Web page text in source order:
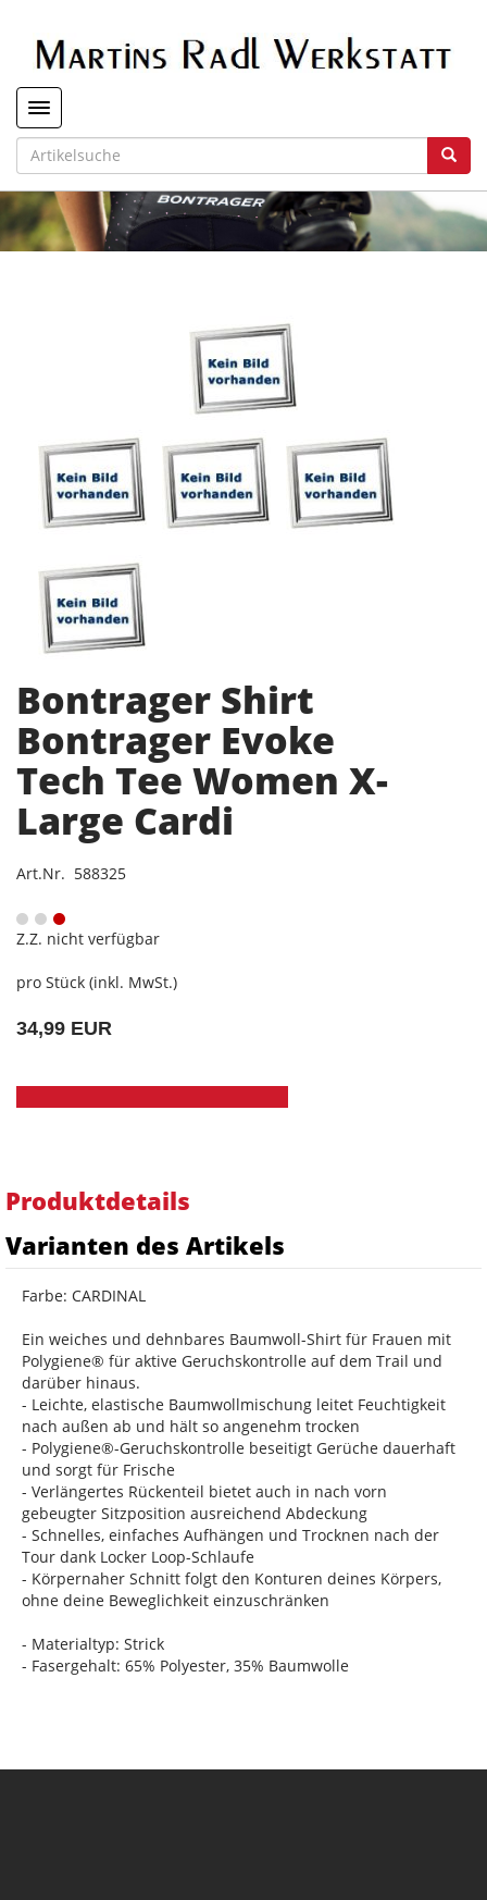
Toggle navigation
Bontrager Shirt
Bontrager Evoke
Tech Tee Women X-
Large Cardi
Art.Nr. 588325
Z.Z. nicht verfügbar
pro Stück (inkl. MwSt.)
34,99 EUR
Produktdetails
Varianten des Artikels
Farbe: CARDINAL
Ein weiches und dehnbares Baumwoll-Shirt für Frauen mit
Polygiene® für aktive Geruchskontrolle auf dem Trail und
darüber hinaus.
- Leichte, elastische Baumwollmischung leitet Feuchtigkeit
nach außen ab und hält so angenehm trocken
- Polygiene®-Geruchskontrolle beseitigt Gerüche dauerhaft
und sorgt für Frische
- Verlängertes Rückenteil bietet auch in nach vorn
gebeugter Sitzposition ausreichend Abdeckung
- Schnelles, einfaches Aufhängen und Trocknen nach der
Tour dank Locker Loop-Schlaufe
- Körpernaher Schnitt folgt den Konturen deines Körpers,
ohne deine Beweglichkeit einzuschränken
- Materialtyp: Strick
- Fasergehalt: 65% Polyester, 35% Baumwolle